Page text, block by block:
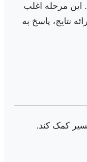
این مرحله اغلب
نتایج، پاسخ به
کمک کند.